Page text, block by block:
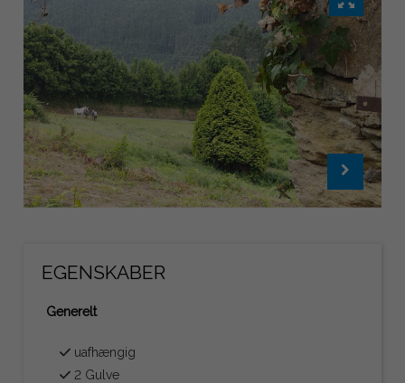
EGENSKABER
Generelt
uafhængig
2 Gulve